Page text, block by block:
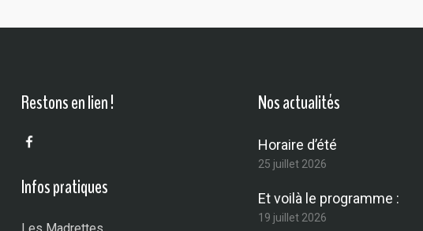
Restons en lien !
Infos pratiques
Nos actualités
Horaire d’été
25 juillet 2026
Et voilà le programme :
19 juillet 2026